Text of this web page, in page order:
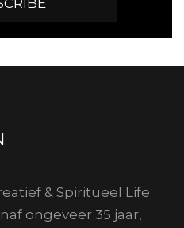
& Spiritueel Life
ongeveer 35 jaar,